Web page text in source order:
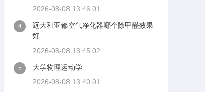
2026-08-08 13:46:01
4
远大和亚都空气净化器哪个除甲醛效果
好
2026-08-08 13:45:02
5
大学物理运动学
2026-08-08 13:40:01